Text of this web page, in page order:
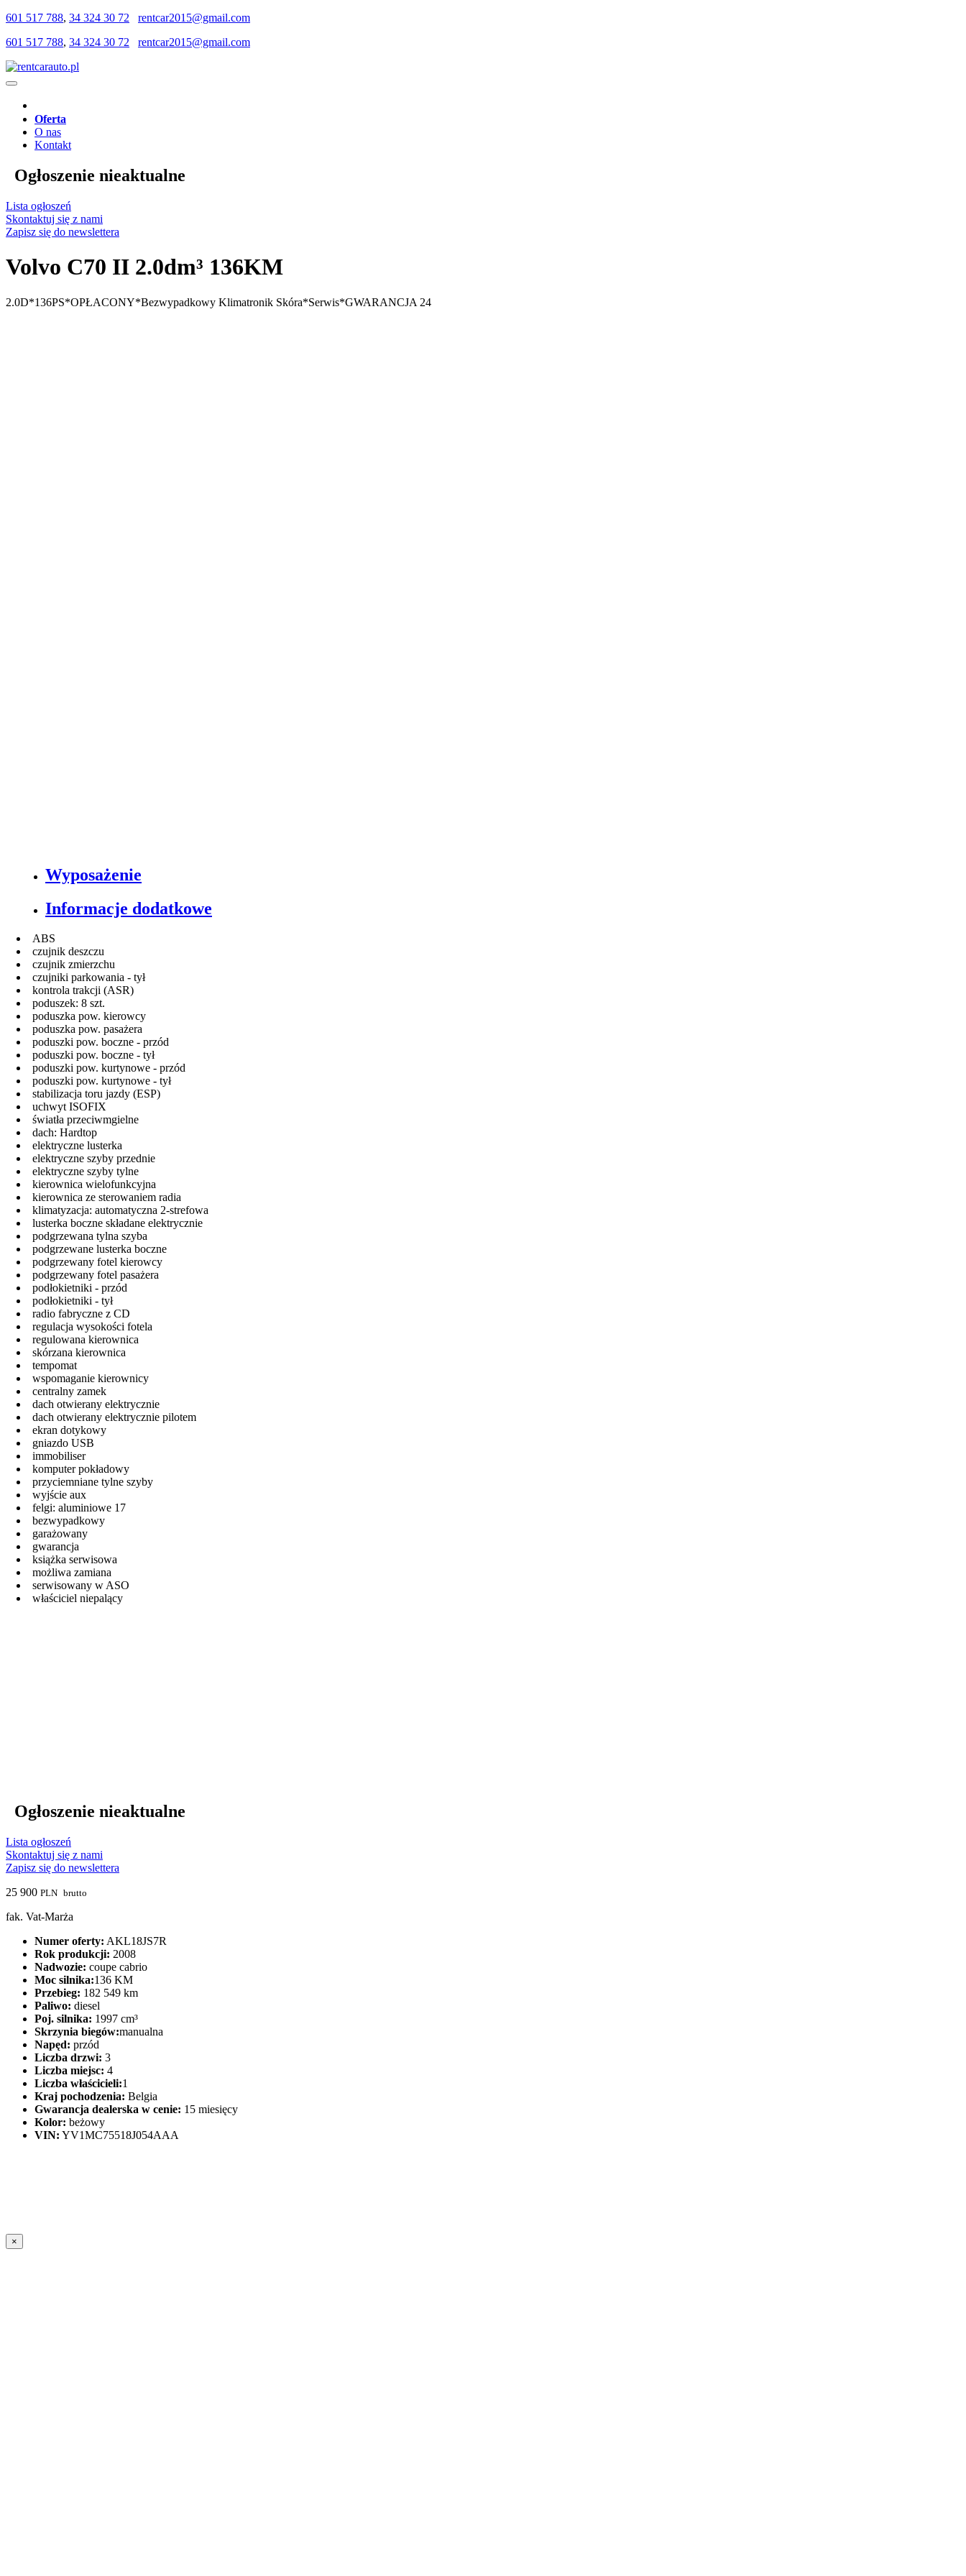
601 517 788, 34 324 30 72
rentcar2015@gmail.com
601 517 788, 34 324 30 72 rentcar2015@gmail.com
Oferta
O nas
Kontakt
Ogłoszenie nieaktualne
Lista ogłoszeń
Skontaktuj się z nami
Zapisz się do newslettera
Volvo C70 II 2.0dm³ 136KM
2.0D*136PS*OPŁACONY*Bezwypadkowy Klimatronik Skóra*Serwis*GWARANCJA 24
Wyposażenie
Informacje dodatkowe
ABS
czujnik deszczu
czujnik zmierzchu
czujniki parkowania - tył
kontrola trakcji (ASR)
poduszek: 8 szt.
poduszka pow. kierowcy
poduszka pow. pasażera
poduszki pow. boczne - przód
poduszki pow. boczne - tył
poduszki pow. kurtynowe - przód
poduszki pow. kurtynowe - tył
stabilizacja toru jazdy (ESP)
uchwyt ISOFIX
światła przeciwmgielne
dach: Hardtop
elektryczne lusterka
elektryczne szyby przednie
elektryczne szyby tylne
kierownica wielofunkcyjna
kierownica ze sterowaniem radia
klimatyzacja: automatyczna 2-strefowa
lusterka boczne składane elektrycznie
podgrzewana tylna szyba
podgrzewane lusterka boczne
podgrzewany fotel kierowcy
podgrzewany fotel pasażera
podłokietniki - przód
podłokietniki - tył
radio fabryczne z CD
regulacja wysokości fotela
regulowana kierownica
skórzana kierownica
tempomat
wspomaganie kierownicy
centralny zamek
dach otwierany elektrycznie
dach otwierany elektrycznie pilotem
ekran dotykowy
gniazdo USB
immobiliser
komputer pokładowy
przyciemniane tylne szyby
wyjście aux
felgi: aluminiowe 17
bezwypadkowy
garażowany
gwarancja
książka serwisowa
możliwa zamiana
serwisowany w ASO
właściciel niepalący
Ogłoszenie nieaktualne
Lista ogłoszeń
Skontaktuj się z nami
Zapisz się do newslettera
25 900 PLN brutto
fak. Vat-Marża
Numer oferty: AKL18JS7R
Rok produkcji: 2008
Nadwozie: coupe cabrio
Moc silnika:136 KM
Przebieg: 182 549 km
Paliwo: diesel
Poj. silnika: 1997 cm³
Skrzynia biegów:manualna
Napęd: przód
Liczba drzwi: 3
Liczba miejsc: 4
Liczba właścicieli:1
Kraj pochodzenia: Belgia
Gwarancja dealerska w cenie: 15 miesięcy
Kolor: beżowy
VIN: YV1MC75518J054AAA
×